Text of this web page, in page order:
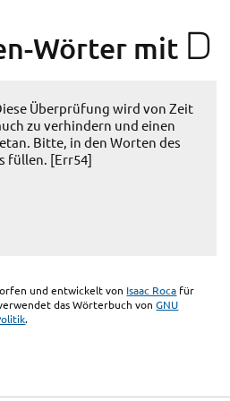
Wörter mit D
Überprüfung wird von Zeit
zu verhindern und einen
Bitte, in den Worten des
füllen. [Err54]
und entwickelt von Isaac Roca für
das Wörterbuch vonGNU
.